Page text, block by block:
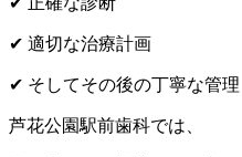
✔ 適切な治療計画
✔ そしてその後の丁寧な管理
芦花公園駅前歯科では、